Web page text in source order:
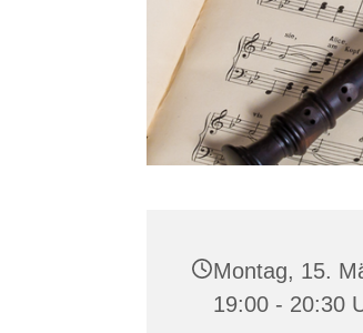
Montag, 15.
19:00 - 20:30